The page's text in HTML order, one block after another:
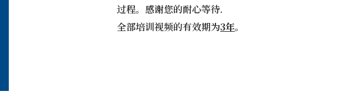
过程。感谢您的耐心等待.
全部培训视频的有效期为3年。